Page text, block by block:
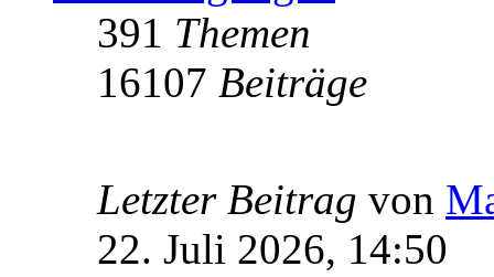
391 Themen
16107 Beiträge
Letzter Beitrag von
22. Juli 2026, 14:50